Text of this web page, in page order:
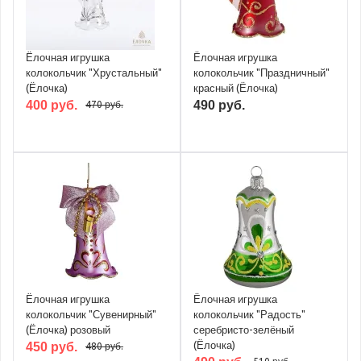
Ёлочная игрушка
колокольчик "Хрустальный"
(Ёлочка)
400 руб. 470 руб.
Ёлочная игрушка
колокольчик "Праздничный"
красный (Ёлочка)
490 руб.
Ёлочная игрушка
колокольчик "Сувенирный"
(Ёлочка) розовый
450 руб. 480 руб.
Ёлочная игрушка
колокольчик "Радость"
серебристо-зелёный
(Ёлочка)